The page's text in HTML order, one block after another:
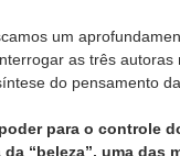
um
as três autoras
do pensamento
para o controle
“beleza”, uma das